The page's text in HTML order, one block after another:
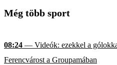
Még több sport
08:24 — Videók: ezekkel a
Ferencvárost a Groupamában